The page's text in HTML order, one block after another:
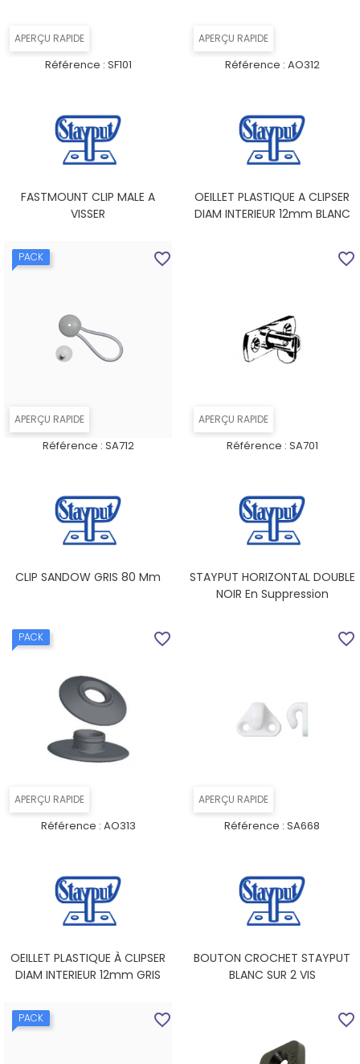
APERÇU RAPIDE
Référence : SF101
FASTMOUNT CLIP MALE A
VISSER
APERÇU RAPIDE
Référence : AO312
OEILLET PLASTIQUE A CLIPSER
DIAM INTERIEUR 12mm BLANC
APERÇU RAPIDE
PACK
Référence : SA712
CLIP SANDOW GRIS 80 Mm
favorite_border
APERÇU RAPIDE
Référence : SA701
STAYPUT HORIZONTAL DOUBLE
NOIR En Suppression
favorite_border
APERÇU RAPIDE
PACK
Référence : AO313
OEILLET PLASTIQUE À CLIPSER
DIAM INTERIEUR 12mm GRIS
favorite_border
APERÇU RAPIDE
Référence : SA668
BOUTON CROCHET STAYPUT
BLANC SUR 2 VIS
favorite_border
PACK favorite_border favorite_border